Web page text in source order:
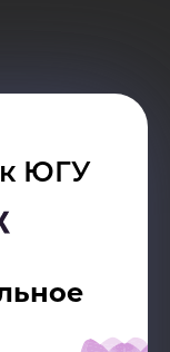
ЮГУ
только